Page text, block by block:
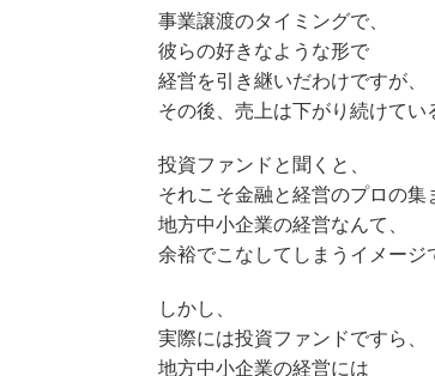
事業譲渡のタイミングで、
彼らの好きなような形で
経営を引き継いだわけですが、
その後、売上は下がり続けてい
投資ファンドと聞くと、
それこそ金融と経営のプロの集
地方中小企業の経営なんて、
余裕でこなしてしまうイメージ
しかし、
実際には投資ファンドですら、
地方中小企業の経営には